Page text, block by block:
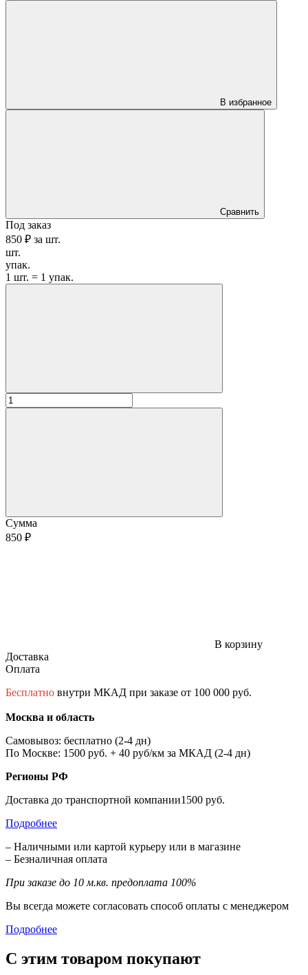
В избранное
Сравнить
Под заказ
850 ₽ за шт.
шт.
упак.
1 шт. = 1 упак.
Сумма
850 ₽
В корзину
Доставка
Оплата
Бесплатно внутри МКАД при заказе от 100 000 руб.
Москва и область
Самовывоз: бесплатно (2-4 дн)
По Москве: 1500 руб. + 40 руб/км за МКАД (2-4 дн)
Регионы РФ
Доставка до транспортной компании1500 руб.
Подробнее
– Наличными или картой курьеру или в магазине
– Безналичная оплата
При заказе до 10 м.кв. предоплата 100%
Вы всегда можете согласовать способ оплаты с менеджером
Подробнее
С этим товаром покупают